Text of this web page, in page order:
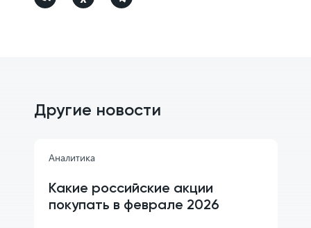
Другие новости
Аналитика
Какие российские акции
покупать в феврале 2026